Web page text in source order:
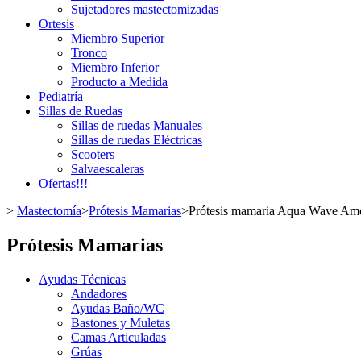
Sujetadores mastectomizadas
Ortesis
Miembro Superior
Tronco
Miembro Inferior
Producto a Medida
Pediatría
Sillas de Ruedas
Sillas de ruedas Manuales
Sillas de ruedas Eléctricas
Scooters
Salvaescaleras
Ofertas!!!
> Mastectomía>Prótesis Mamarias>Prótesis mamaria Aqua Wave
Prótesis Mamarias
Ayudas Técnicas
Andadores
Ayudas Baño/WC
Bastones y Muletas
Camas Articuladas
Grúas